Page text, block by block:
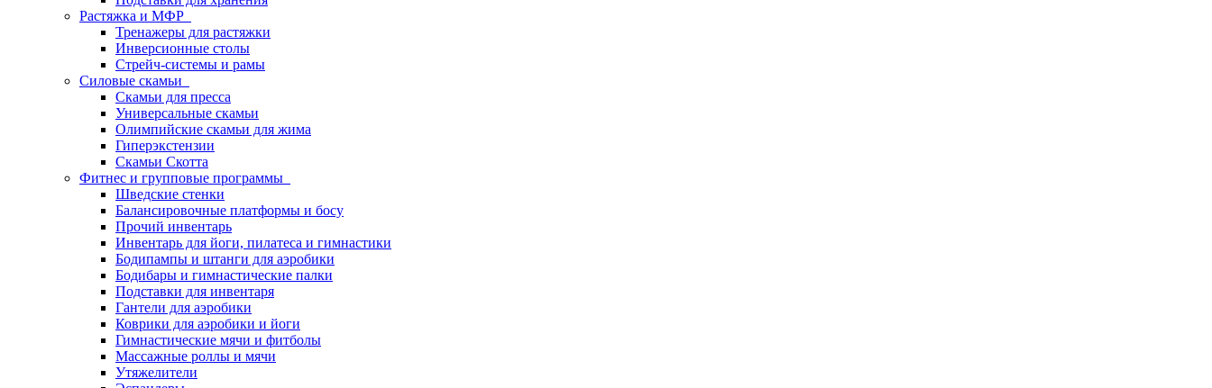
Растяжка и МФР
Тренажеры для растяжки
Инверсионные столы
Стрейч-системы и рамы
Силовые скамьи
Скамьи для пресса
Универсальные скамьи
Олимпийские скамьи для жима
Гиперэкстензии
Скамьи Скотта
Фитнес и групповые программы
Шведские стенки
Балансировочные платформы и босу
Прочий инвентарь
Инвентарь для йоги, пилатеса и гимнастики
Бодипампы и штанги для аэробики
Бодибары и гимнастические палки
Подставки для инвентаря
Гантели для аэробики
Коврики для аэробики и йоги
Гимнастические мячи и фитболы
Массажные роллы и мячи
Утяжелители